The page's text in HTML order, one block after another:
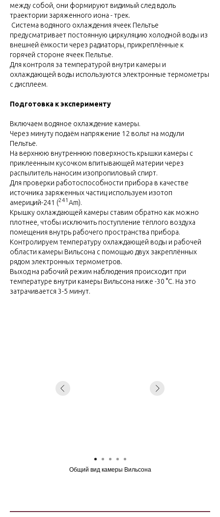
между собой, они формируют видимый след вдоль
траектории заряженного иона - трек.
Система водяного охлаждения ячеек Пельтье
предусматривает постоянную циркуляцию холодной воды из
внешней ёмкости через радиаторы, прикреплённые к
горячей стороне ячеек Пельтье.
Для контроля за температурой внутри камеры и
охлаждающей воды используются электронные термометры
с дисплеем.
Подготовка к эксперименту
Включаем водяное охлаждение камеры.
Через минуту подаём напряжение 12 вольт на модули
Пельтье.
На верхнюю внутреннюю поверхность крышки камеры с
приклеенным кусочком впитывающей материи через
распылитель наносим изопропиловый спирт.
Для проверки работоспособности прибора в качестве
источника заряженных частиц используем изотоп
америций-241 (241 Am).
Крышку охлаждающей камеры ставим обратно как можно
плотнее, чтобы исключить поступление тёплого воздуха
помещения внутрь рабочего пространства прибора.
Контролируем температуру охлаждающей воды и рабочей
области камеры Вильсона с помощью двух закреплённых
рядом электронных термометров.
Выход на рабочий режим наблюдения происходит при
температуре внутри камеры Вильсона ниже -30 °С. На это
затрачивается 3-5 минут.
Общий вид камеры Вильсона